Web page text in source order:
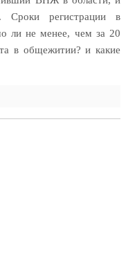
регистрации в
ли не менее, чем за 20
в общежитии? и какие